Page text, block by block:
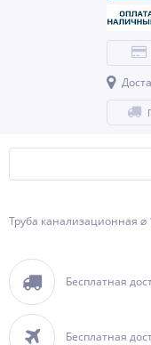
Труба канализационная
Бесплатная
Бесплатная